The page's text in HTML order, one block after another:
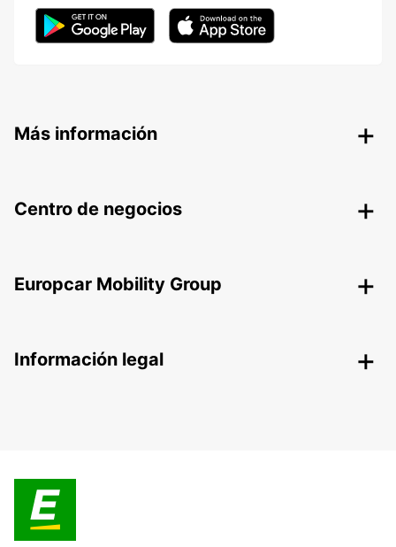
Más información
Centro de negocios
Europcar Mobility Group
Información legal